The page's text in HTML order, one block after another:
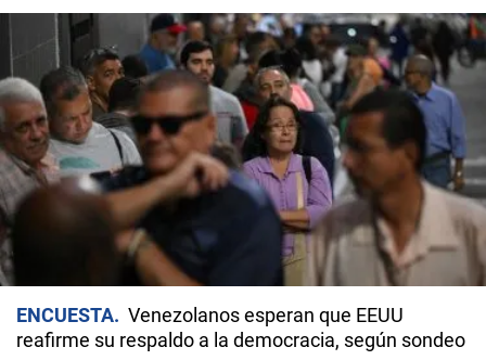
ENCUESTA
Venezolanos esperan que EEUU
reafirme su respaldo a la democracia, según sondeo